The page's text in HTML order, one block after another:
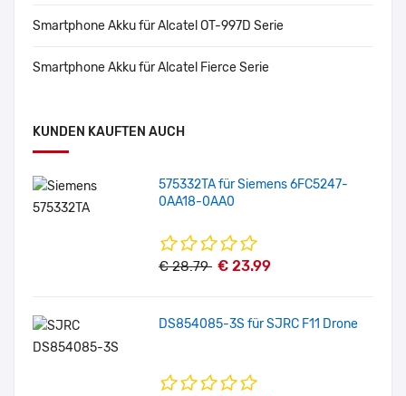
Smartphone Akku für Alcatel OT-997D Serie
Smartphone Akku für Alcatel Fierce Serie
KUNDEN KAUFTEN AUCH
575332TA für Siemens 6FC5247-
0AA18-0AA0
€ 28.79 € 23.99
DS854085-3S für SJRC F11 Drone